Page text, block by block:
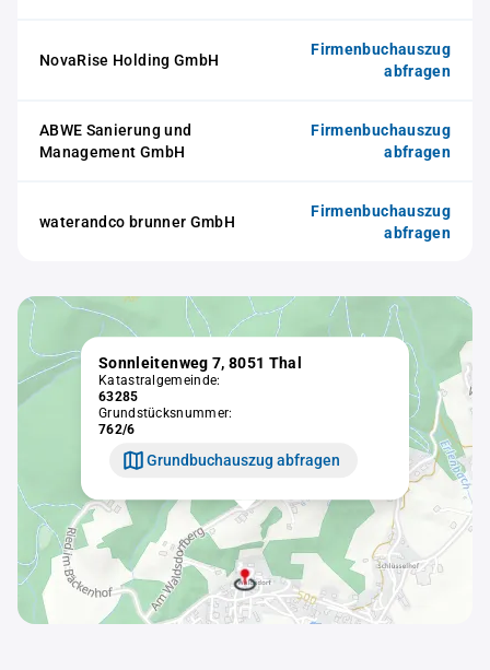
NovaRise Holding GmbH
Firmenbuchauszug
abfragen
ABWE Sanierung und
Management GmbH
Firmenbuchauszug
abfragen
waterandco brunner GmbH
Firmenbuchauszug
abfragen
Sonnleitenweg 7, 8051 Thal
Katastralgemeinde:
63285
Grundstücksnummer:
762/6
Grundbuchauszug abfragen